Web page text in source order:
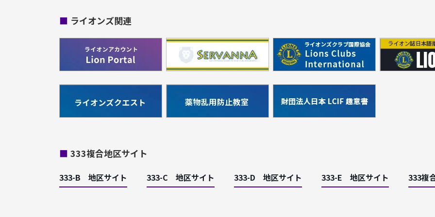
■ ライオンズ関連
■ 333複合地区サイト
333-B 地区サイト 333-C 地区サイト 333-D 地区サイト 333-E 地区サイト 333複